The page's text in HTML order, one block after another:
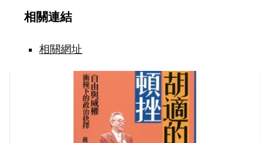
相關連結
相關網址